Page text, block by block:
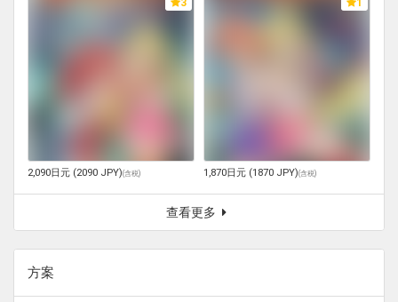
3
2,090日元 (2090 JPY)(含税)
1
1,870日元 (1870 JPY)(含税)
查看更多
方案